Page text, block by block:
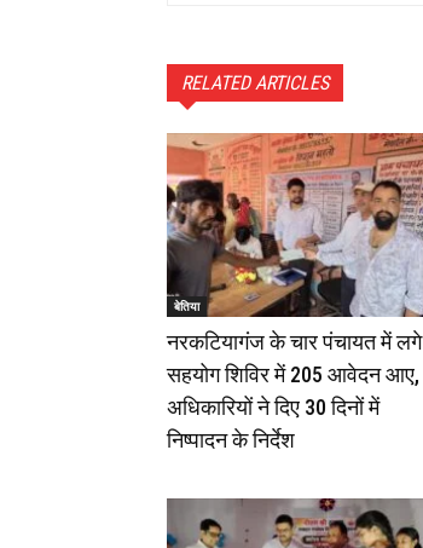
RELATED ARTICLES
बेतिया
नरकटियागंज के चार पंचायत में लगे
सहयोग शिविर में 205 आवेदन आए,
अधिकारियों ने दिए 30 दिनों में
निष्पादन के निर्देश